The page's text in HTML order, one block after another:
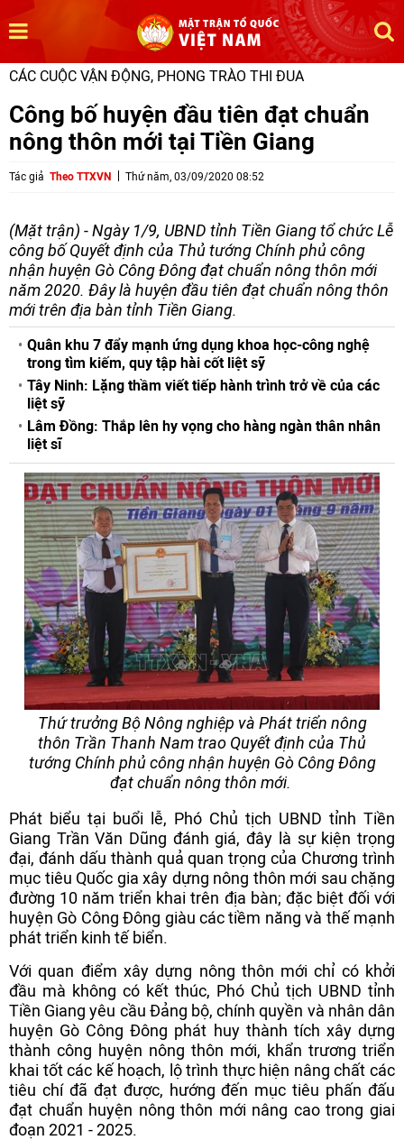
CÁC CUỘC VẬN ĐỘNG, PHONG TRÀO THI ĐUA
Công bố huyện đầu tiên đạt chuẩn
nông thôn mới tại Tiền Giang
Tác giả Theo TTXVN Thứ năm, 03/09/2020 08:52
(Mặt trận) - Ngày 1/9, UBND tỉnh Tiền Giang tổ chức Lễ
công bố Quyết định của Thủ tướng Chính phủ công
nhận huyện Gò Công Đông đạt chuẩn nông thôn mới
năm 2020. Đây là huyện đầu tiên đạt chuẩn nông thôn
mới trên địa bàn tỉnh Tiền Giang.
Quân khu 7 đẩy mạnh ứng dụng khoa học-công nghệ
trong tìm kiếm, quy tập hài cốt liệt sỹ
Tây Ninh: Lặng thầm viết tiếp hành trình trở về của các
liệt sỹ
Lâm Đồng: Thắp lên hy vọng cho hàng ngàn thân nhân
liệt sĩ
Thứ trưởng Bộ Nông nghiệp và Phát triển nông
thôn Trần Thanh Nam trao Quyết định của Thủ
tướng Chính phủ công nhận huyện Gò Công Đông
đạt chuẩn nông thôn mới.
Phát biểu tại buổi lễ, Phó Chủ tịch UBND tỉnh Tiền
Giang Trần Văn Dũng đánh giá, đây là sự kiện trọng
đại, đánh dấu thành quả quan trọng của Chương trình
mục tiêu Quốc gia xây dựng nông thôn mới sau chặng
đường 10 năm triển khai trên địa bàn; đặc biệt đối với
huyện Gò Công Đông giàu các tiềm năng và thế mạnh
phát triển kinh tế biển.
Với quan điểm xây dựng nông thôn mới chỉ có khởi
đầu mà không có kết thúc, Phó Chủ tịch UBND tỉnh
Tiền Giang yêu cầu Đảng bộ, chính quyền và nhân dân
huyện Gò Công Đông phát huy thành tích xây dựng
thành công huyện nông thôn mới, khẩn trương triển
khai tốt các kế hoạch, lộ trình thực hiện nâng chất các
tiêu chí đã đạt được, hướng đến mục tiêu phấn đấu
đạt chuẩn huyện nông thôn mới nâng cao trong giai
đoạn 2021 - 2025.